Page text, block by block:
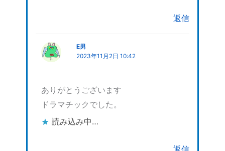
返信
E男
2023年11月2日 10:42
ありがとうございます
ドラマチックでした。
読み込み中…
返信